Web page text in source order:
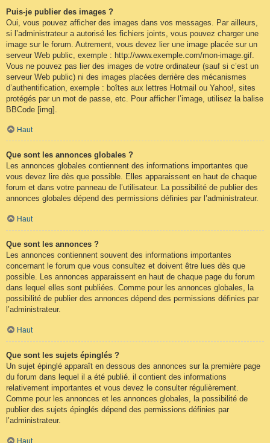
Puis-je publier des images ?
Oui, vous pouvez afficher des images dans vos messages. Par ailleurs,
si l’administrateur a autorisé les fichiers joints, vous pouvez charger une
image sur le forum. Autrement, vous devez lier une image placée sur un
serveur Web public, exemple : http://www.exemple.com/mon-image.gif.
Vous ne pouvez pas lier des images de votre ordinateur (sauf si c’est un
serveur Web public) ni des images placées derrière des mécanismes
d’authentification, exemple : boîtes aux lettres Hotmail ou Yahoo!, sites
protégés par un mot de passe, etc. Pour afficher l’image, utilisez la balise
BBCode [img].
Haut
Que sont les annonces globales ?
Les annonces globales contiennent des informations importantes que
vous devez lire dès que possible. Elles apparaissent en haut de chaque
forum et dans votre panneau de l’utilisateur. La possibilité de publier des
annonces globales dépend des permissions définies par l’administrateur.
Haut
Que sont les annonces ?
Les annonces contiennent souvent des informations importantes
concernant le forum que vous consultez et doivent être lues dès que
possible. Les annonces apparaissent en haut de chaque page du forum
dans lequel elles sont publiées. Comme pour les annonces globales, la
possibilité de publier des annonces dépend des permissions définies par
l’administrateur.
Haut
Que sont les sujets épinglés ?
Un sujet épinglé apparaît en dessous des annonces sur la première page
du forum dans lequel il a été publié. il contient des informations
relativement importantes et vous devez le consulter régulièrement.
Comme pour les annonces et les annonces globales, la possibilité de
publier des sujets épinglés dépend des permissions définies par
l’administrateur.
Haut